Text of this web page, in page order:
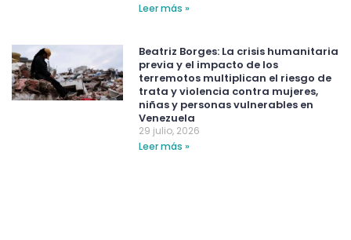
Leer más »
Beatriz Borges: La crisis humanitaria
previa y el impacto de los
terremotos multiplican el riesgo de
trata y violencia contra mujeres,
niñas y personas vulnerables en
Venezuela
29 julio, 2026
Leer más »